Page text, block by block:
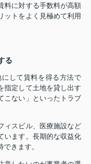
料に対する手数料が高額
ットをよく見極めて利用
る
して賃料を得る方法で
指定して土地を貸し出す
こない」といったトラブ
ィスビル、医療施設など
います。長期的な収益化
きます。